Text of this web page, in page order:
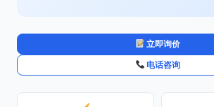
立即询价
电话咨询